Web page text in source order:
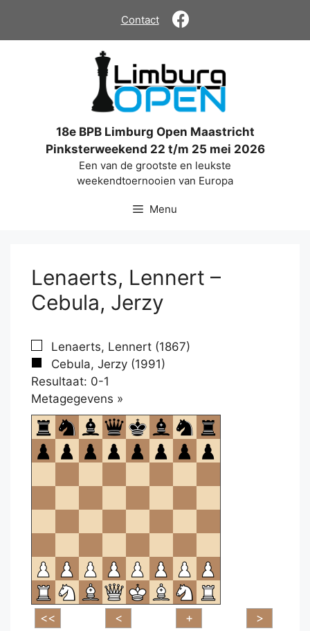
de
Contact
18e BPB Limburg Open Maastricht
Pinksterweekend 22 t/m 25 mei 2026
Een van de grootste en leukste
weekendtoernooien van Europa
Menu
Lenaerts, Lennert –
Cebula, Jerzy
Lenaerts, Lennert (1867)
Cebula, Jerzy (1991)
Resultaat: 0-1
Metagegevens »
om
te
openen.